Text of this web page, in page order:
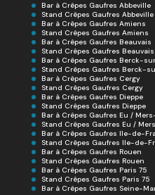
Bar à Crêpes Gaufres Abbeville
Stand Crêpes Gaufres Abbeville
Bar à Crêpes Gaufres Amiens
Stand Crêpes Gaufres Amiens
Bar à Crêpes Gaufres Beauvais
Stand Crêpes Gaufres Beauvais
Bar à Crêpes Gaufres Berck-
Stand Crêpes Gaufres Berck-
Bar à Crêpes Gaufres Cergy
Stand Crêpes Gaufres Cergy
Bar à Crêpes Gaufres Dieppe
Stand Crêpes Gaufres Dieppe
Bar à Crêpes Gaufres Eu /
Stand Crêpes Gaufres Eu /
Bar à Crêpes Gaufres Ile-de-
Stand Crêpes Gaufres Ile-de-
Bar à Crêpes Gaufres Rouen
Stand Crêpes Gaufres Rouen
Bar à Crêpes Gaufres Paris 75
Stand Crêpes Gaufres Paris 75
Bar à Crêpes Gaufres Seine-